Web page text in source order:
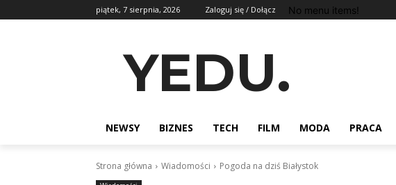
piątek, 7 sierpnia, 2026 Zaloguj się / Dołącz No menu items!
YEDU.
NEWSY BIZNES TECH FILM MODA PRACA
Strona główna Wiadomości Pogoda na dziś Białystok